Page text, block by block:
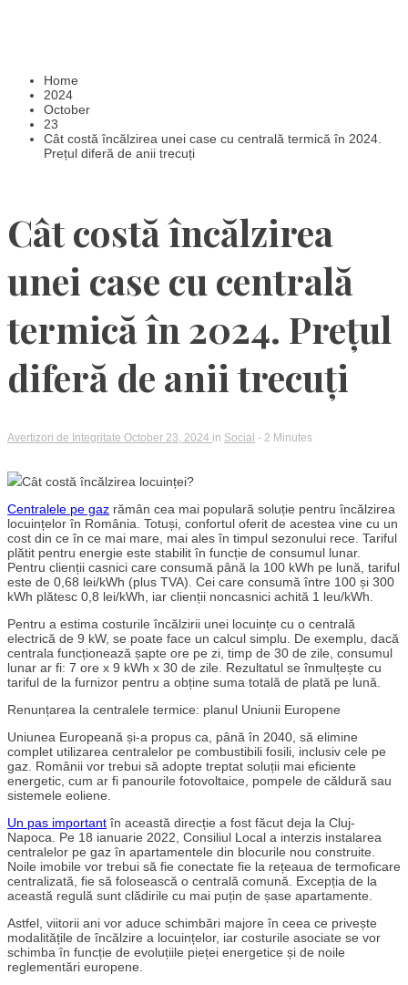
Home
2024
October
23
Cât costă încălzirea unei case cu centrală termică în 2024.
Prețul diferă de anii trecuți
Cât costă încălzirea
unei case cu centrală
termică în 2024. Prețul
diferă de anii trecuți
Avertizori de Integritate October 23, 2024 in Social - 2 Minutes
Cât costă încălzirea locuinței?
Centralele pe gaz rămân cea mai populară soluție pentru încălzirea
locuințelor în România. Totuși, confortul oferit de acestea vine cu un
cost din ce în ce mai mare, mai ales în timpul sezonului rece. Tariful
plătit pentru energie este stabilit în funcție de consumul lunar.
Pentru clienții casnici care consumă până la 100 kWh pe lună, tariful
este de 0,68 lei/kWh (plus TVA). Cei care consumă între 100 și 300
kWh plătesc 0,8 lei/kWh, iar clienții noncasnici achită 1 leu/kWh.
Pentru a estima costurile încălzirii unei locuințe cu o centrală
electrică de 9 kW, se poate face un calcul simplu. De exemplu, dacă
centrala funcționează șapte ore pe zi, timp de 30 de zile, consumul
lunar ar fi: 7 ore x 9 kWh x 30 de zile. Rezultatul se înmulțește cu
tariful de la furnizor pentru a obține suma totală de plată pe lună.
Renunțarea la centralele termice: planul Uniunii Europene
Uniunea Europeană și-a propus ca, până în 2040, să elimine
complet utilizarea centralelor pe combustibili fosili, inclusiv cele pe
gaz. Românii vor trebui să adopte treptat soluții mai eficiente
energetic, cum ar fi panourile fotovoltaice, pompele de căldură sau
sistemele eoliene.
Un pas important în această direcție a fost făcut deja la Cluj-
Napoca. Pe 18 ianuarie 2022, Consiliul Local a interzis instalarea
centralelor pe gaz în apartamentele din blocurile nou construite.
Noile imobile vor trebui să fie conectate fie la rețeaua de termoficare
centralizată, fie să folosească o centrală comună. Excepția de la
această regulă sunt clădirile cu mai puțin de șase apartamente.
Astfel, viitorii ani vor aduce schimbări majore în ceea ce privește
modalitățile de încălzire a locuințelor, iar costurile asociate se vor
schimba în funcție de evoluțiile pieței energetice și de noile
reglementări europene.